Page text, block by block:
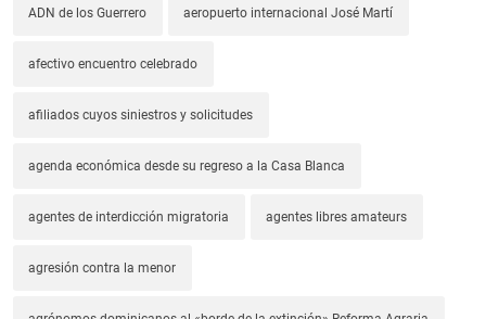
ADN de los Guerrero aeropuerto internacional José Martí
afectivo encuentro celebrado
afiliados cuyos siniestros y solicitudes
agenda económica desde su regreso a la Casa Blanca
agentes de interdicción migratoria agentes libres amateurs
agresión contra la menor